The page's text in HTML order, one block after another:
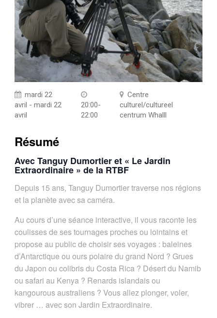
mardi 22
avril - mardi 22
avril
20:00-
22:00
Centre
culturel/cultureel
centrum Whalll
Résumé
Avec Tanguy Dumortier et « Le Jardin
Extraordinaire » de la RTBF
Depuis 15 ans, Tanguy Dumortier traverse nos régions
et la planète avec sa caméra.
Au cours d’une séance interactive, il vous raconte les
coulisses de ses tournages proches ou lointains et
propose au public de choisir ses voyages : baleines
d’Antarctique ou ours polaire du grand Nord ? Grues
du Japon ou colibris du Costa Rica ? Désert du Namib
ou safari au Kenya ? Renards islandais ou
kangourous australiens ? Vous allez plonger, voler,
vibrer … avec son Jardin Extraordinaire.